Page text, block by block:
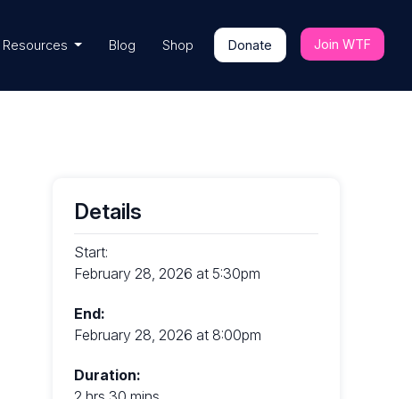
Resources Blog Shop Donate Join WTF
Details
Start:
February 28, 2026 at 5:30pm
End:
February 28, 2026 at 8:00pm
Duration: